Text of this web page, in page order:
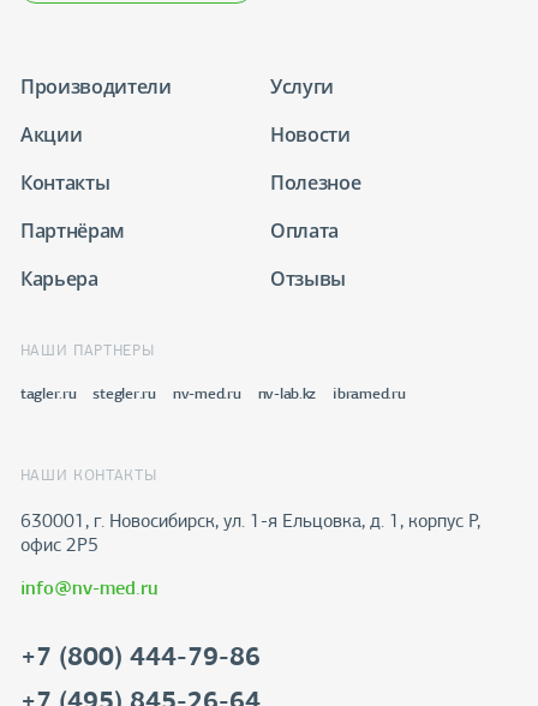
Производители
Услуги
Акции
Новости
Контакты
Полезное
Партнёрам
Оплата
Карьера
Отзывы
НАШИ ПАРТНЕРЫ
tagler.ru stegler.ru nv-med.ru nv-lab.kz ibramed.ru
НАШИ КОНТАКТЫ
630001, г. Новосибирск, ул. 1-я Ельцовка, д. 1, корпус Р,
офис 2Р5
info@nv-med.ru
+7 (800) 444-79-86